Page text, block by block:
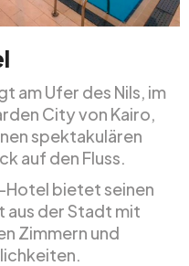
am Ufer des Nils, im
City von Kairo,
spektakulären
auf den Fluss.
bietet seinen
aus der Stadt mit
Zimmern und